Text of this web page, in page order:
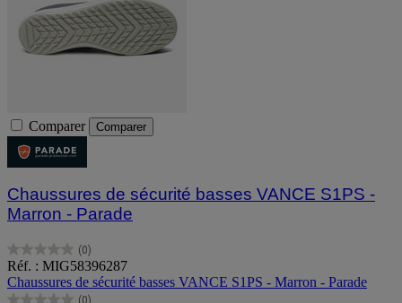
Comparer Comparer
Chaussures de sécurité basses VANCE S1PS -
Marron - Parade
(0)
0.0
sur
5
Réf. : MIG58396287
Chaussures de sécurité basses VANCE S1PS - Marron - Parade
(0)